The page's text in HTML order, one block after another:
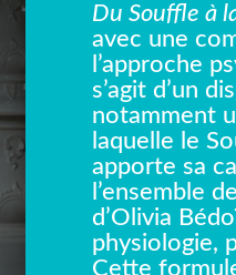
Du Souffle à
avec une
l’approche
s’agit d’un
notamment
laquelle le
apporte sa
l’ensemble
d’Olivia
physiologie,
Cette